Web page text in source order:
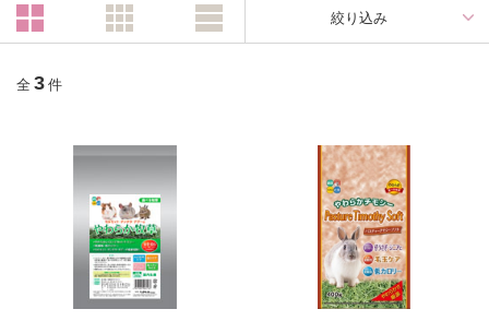
絞り込み
全 3 件